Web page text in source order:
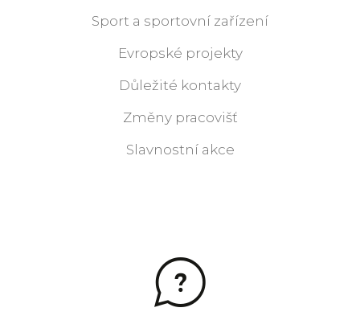
Sport a sportovní zařízení
Evropské projekty
Důležité kontakty
Změny pracovišť
Slavnostní akce